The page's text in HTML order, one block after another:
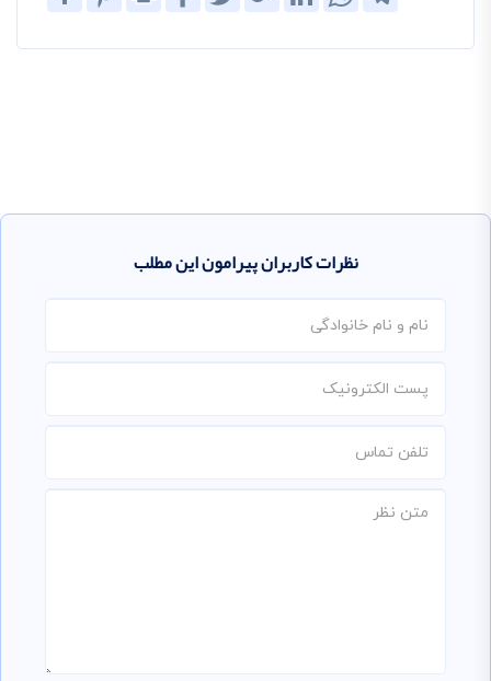
نظرات کاربران پیرامون این مطلب